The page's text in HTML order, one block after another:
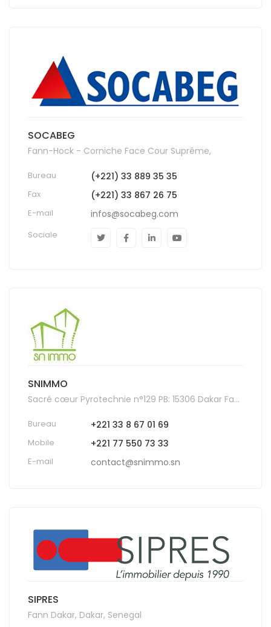
SOCABEG
Fann-Hock - Corniche Face Cour Suprême,
Bureau (+221) 33 889 35 35
Fax (+221) 33 867 26 75
E-mail infos@socabeg.com
Sociale
SNIMMO
Sacré cœur Pyrotechnie n°129 PB: 15306 Dakar Fann – Dakar Sénégal
Bureau +221 33 8 67 01 69
Mobile +221 77 550 73 33
E-mail contact@snimmo.sn
SIPRES
Fann Dakar, Dakar, Senegal